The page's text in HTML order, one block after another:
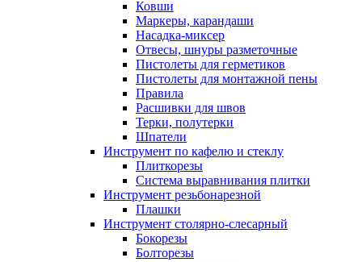
Ковши
Маркеры, карандаши
Насадка-миксер
Отвесы, шнуры разметочные
Пистолеты для герметиков
Пистолеты для монтажной пены
Правила
Расшивки для швов
Терки, полутерки
Шпатели
Инструмент по кафелю и стеклу
Плиткорезы
Система выравнивания плитки
Инструмент резьбонарезной
Плашки
Инструмент столярно-слесарный
Бокорезы
Болторезы